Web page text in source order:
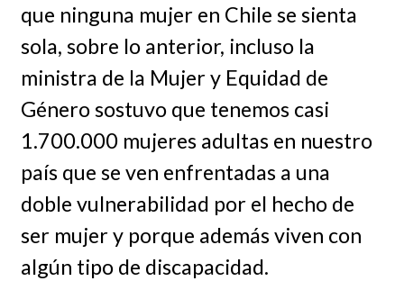
que ninguna mujer en Chile se sienta
sola, sobre lo anterior, incluso la
ministra de la Mujer y Equidad de
Género sostuvo que tenemos casi
1.700.000 mujeres adultas en nuestro
país que se ven enfrentadas a una
doble vulnerabilidad por el hecho de
ser mujer y porque además viven con
algún tipo de discapacidad.